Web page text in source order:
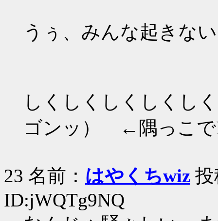
うぅ、みんな起きな
しくしくしくしくし
ゴンッ） ←隅っこで
23 名前： はやくちwiz 投
ID:jWQTg9NQ